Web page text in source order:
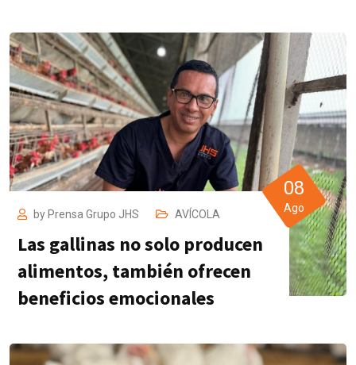
by Prensa Grupo JHS AVÍCOLA
Las gallinas no solo producen
alimentos, también ofrecen
beneficios emocionales
08
Ago